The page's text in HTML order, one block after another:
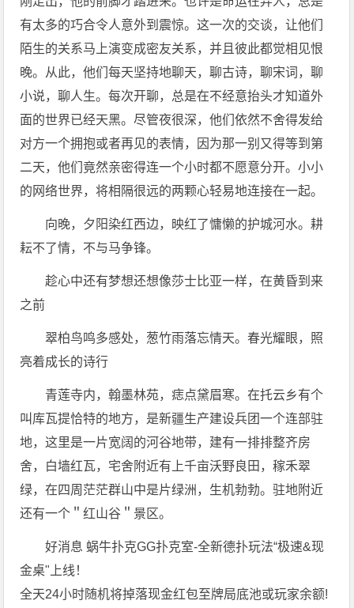
有太多的巧合令人意外到震惊。这一次的交谈，让他们
陌生的关系马上演变成密友关系，并且彼此都觉相见恨
晚。从此，他们每天坚持地聊天，聊古诗，聊宋词，聊
小说，聊人生。每次开聊，总是在不经意抬头才知道外
面的世界已经天黑。尽管夜很深，他们依然不舍得发给
对方一个拥抱或者再见的表情，因为那一别又得等到第
二天，他们竟然亲密得连一个小时都不愿意分开。小小
的网络世界，将相隔很远的两颗心轻易地连接在一起。
向晚，夕阳染红西边，映红了慵懒的护城河水。耕
耘不了情，不与马争锋。
趁心中还有梦想还想像莎士比亚一样，在黄昏到来
之前
翠柏鸟鸣多感处，葱竹雨落忘情天。春光耀眼，照
亮着成长的诗行
青莲寺内，翰墨林苑，痣点黛眉寒。在托云乡有个
叫库瓦提恰特的地方，是新疆生产建设兵团一个连部驻
地，这里是一片宽阔的河谷地带，建有一排排整齐房
舍，白墙红瓦，宅舍附近有上千亩沃野良田，稼禾翠
绿，在四周茫茫群山中是片绿洲，生机勃勃。驻地附近
还有一个＂红山谷＂景区。
好消息 蜗牛扑克GG扑克室-全新德扑玩法“极速&现
金桌"上线！
全天24小时随机将掉落现金红包至牌局底池或玩家余额!